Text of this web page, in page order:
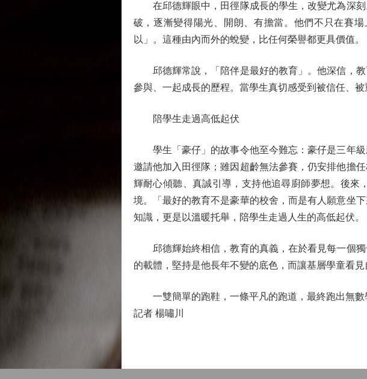
在邱德輝眼中，田徑隊成長的學生，改變尤為深刻
破，逐漸變得陽光、開朗、有擔當。他們不只在賽
以」。這種由內而外的蛻變，比任何榮譽都更具價值。
邱德輝常說，「陪伴是最好的教育」。他深信，教
參與、一起成長的歷程。當學生真切感受到被信任、
陪學生走過高低起伏
學生「豪仔」的故事令他至今難忘：豪仔是三年級
邀請他加入田徑隊；雖因超齡無法參賽，仍安排他擔
輝耐心傾聽、真誠引導，支持他追尋廚師夢想。後來
境。「最好的教育不是豪華的校舍，而是有人願意坐
知識，更是以溫暖托舉，陪學生走過人生的高低起伏。
邱德輝始終相信，教育的真義，在於看見每一個獨
的載體，堅持是他長年不變的底色，而讓基層學童看
一雙簡單的跑鞋，一條平凡的跑道，最終跑出無數
記者 楊嘯川